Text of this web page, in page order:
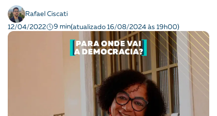
Apoie a Brasil de Direitos
A [BD] conta as histórias de quem defende
Rafael Ciscati
12/04/2022
9 min(atualizado 16/08/2024 às 19h00)